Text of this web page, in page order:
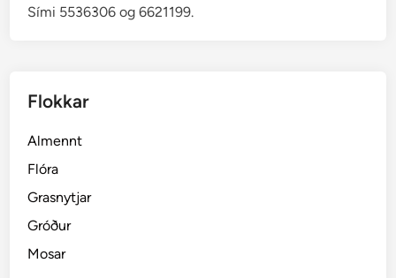
Sími 5536306 og 6621199.
Flokkar
Almennt
Flóra
Grasnytjar
Gróður
Mosar